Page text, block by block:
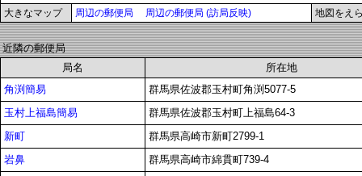
大きなマップ 周辺の郵便局 周辺の郵便局 (訪局反映) 地図をえ
近隣の郵便局
局名
所在地
角渕簡易
群馬県佐波郡玉村町角渕5077-5
玉村上福島簡易
群馬県佐波郡玉村町上福島64-3
新町
群馬県高崎市新町2799-1
岩鼻
群馬県高崎市綿貫町739-4